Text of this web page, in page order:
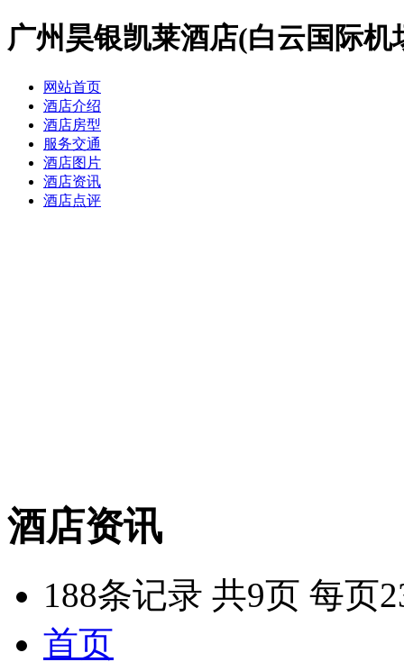
广州昊银凯莱酒店(白云国际机
网站首页
酒店介绍
酒店房型
服务交通
酒店图片
酒店资讯
酒店点评
酒店资讯
188条记录 共9页 每页
首页